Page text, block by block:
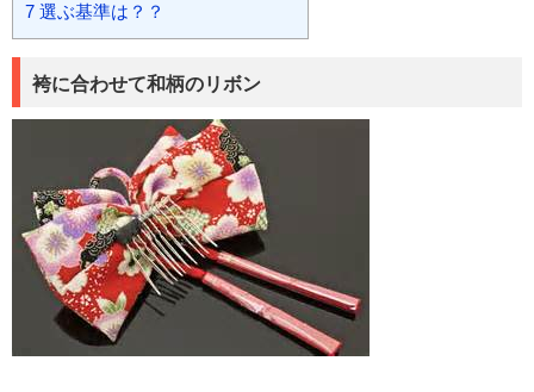
7 選ぶ基準は？？
袴に合わせて和柄のリボン